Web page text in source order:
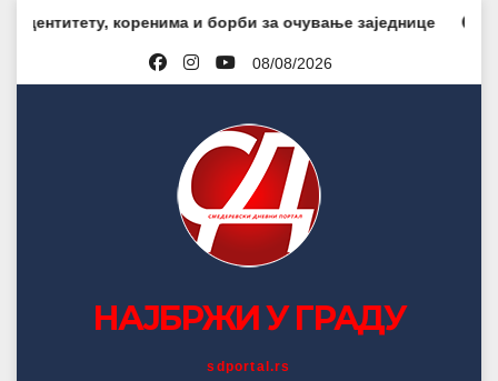
content
и борби за очување заједнице Јелена
08/08/2026
НАЈБРЖИ У ГРАДУ
sdportal.rs